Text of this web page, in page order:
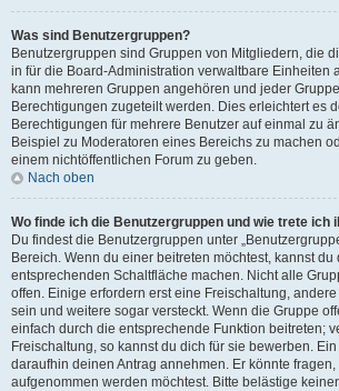
Was sind Benutzergruppen?
Benutzergruppen sind Gruppen von Mitgliedern, die
in für die Board-Administration verwaltbare Einheiten
kann mehreren Gruppen angehören und jeder
Berechtigungen zugeteilt werden. Dies erleichtert es
Berechtigungen für mehrere Benutzer auf einmal zu
Beispiel zu Moderatoren eines Bereichs zu machen
einem nichtöffentlichen Forum zu geben.
Nach oben
Wo finde ich die Benutzergruppen und wie trete ich
Du findest die Benutzergruppen unter
Bereich. Wenn du einer beitreten möchtest, kannst du
entsprechenden Schaltfläche machen. Nicht alle
offen. Einige erfordern erst eine Freischaltung,
sein und weitere sogar versteckt. Wenn die Gruppe
einfach durch die entsprechende Funktion beitreten;
Freischaltung, so kannst du dich für sie bewerben.
daraufhin deinen Antrag annehmen. Er könnte
aufgenommen werden möchtest. Bitte belästige